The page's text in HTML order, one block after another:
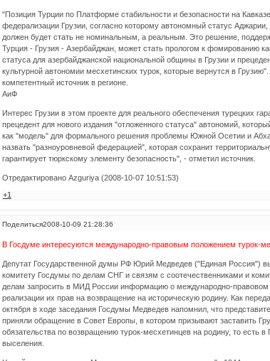
"Позиция Турции по Платформе стабильности и безопасности на
федерализации Грузии, согласно которому автономный статус Аджарии,
должен будет стать не номинальным, а реальным. Это решение,
Турция - Грузия - Азербайджан, может стать прологом к фомированию
статуса для азербайджанской национальной общины в Грузии и
культурной автономии месхетинских турок, которые вернутся в
компетентный источник в регионе.
АиФ
Интерес Грузии в этом проекте для реального обеспечения турецких
прецедент для нового издания "отложенного статуса" автономий,
как "модель" для формального решения проблемы Южной Осетии и
назвать "разноуровневой федерацией", которая сохранит
гарантирует тюркскому элементу безопасность", - отметил источник.
Отредактировано Azguriya (2008-10-07 10:51:53)
+1
Поделиться2008-10-09 21:28:36
В Госдуме интересуются международно-правовым положением турок-
Депутат Государственной думы РФ Юрий Медведев ("Единая Россия")
комитету Госдумы по делам СНГ и связям с соотечественниками и
делам запросить в МИД России информацию о международно-правовом
реализации их прав на возвращение на историческую родину. Как
октября в ходе заседания Госдумы Медведев напомнил, что
приняли обращение в Совет Европы, в котором призывают заставить
обязательства по возвращению турок-месхетинцев на родину, то есть в
выселения.